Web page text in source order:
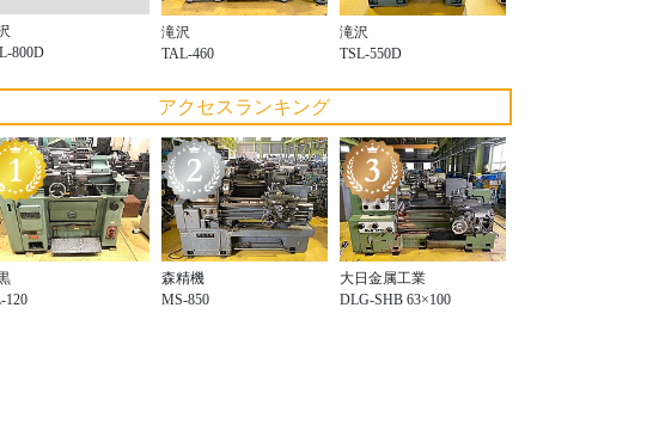
800D
滝沢
TAL-460
滝沢
TSL-550D
アクセスランキング
120
森精機
MS-850
大日金属工業
DLG-SHB 63×100